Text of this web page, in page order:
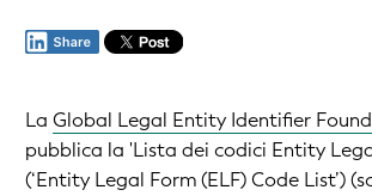
La Global Legal Entity Identifier
pubblica la 'Lista dei codici Entity
(‘Entity Legal Form (ELF) Code List’)